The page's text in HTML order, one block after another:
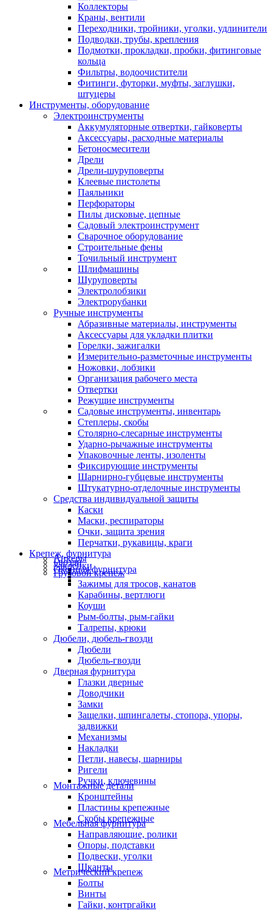
Коллекторы
Краны, вентили
Переходники, тройники, уголки, удлинители
Подводки, трубы, крепления
Подмотки, прокладки, пробки, фитинговые
кольца
Фильтры, водоочистители
Фитинги, футорки, муфты, заглушки,
штуцеры
Инструменты, оборудование
Электроинструменты
Аккумуляторные отвертки, гайковерты
Аксессуары, расходные материалы
Бетоносмесители
Дрели
Дрели-шуруповерты
Клеевые пистолеты
Паяльники
Перфораторы
Пилы дисковые, цепные
Садовый электроинструмент
Сварочное оборудование
Строительные фены
Точильный инструмент
Шлифмашины
Шуруповерты
Электролобзики
Электрорубанки
Ручные инструменты
Абразивные материалы, инструменты
Аксессуары для укладки плитки
Горелки, зажигалки
Измерительно-разметочные инструменты
Ножовки, лобзики
Организация рабочего места
Отвертки
Режущие инструменты
Садовые инструменты, инвентарь
Степлеры, скобы
Столярно-слесарные инструменты
Ударно-рычажные инструменты
Упаковочные ленты, изоленты
Фиксирующие инструменты
Шарнирно-губцевые инструменты
Штукатурно-отделочные инструменты
Средства индивидуальной защиты
Каски
Маски, респираторы
Очки, защита зрения
Перчатки, рукавицы, краги
Крепеж, фурнитура
Анкеры
Гвозди
Заклепки
Оконная фурнитура
Грузовой крепеж
Зажимы для тросов, канатов
Карабины, вертлюги
Коуши
Рым-болты, рым-гайки
Талрепы, крюки
Дюбели, дюбель-гвозди
Дюбели
Дюбель-гвозди
Дверная фурнитура
Глазки дверные
Доводчики
Замки
Защелки, шпингалеты, стопора, упоры,
задвижки
Механизмы
Накладки
Петли, навесы, шарниры
Ригели
Ручки, ключевины
Монтажные детали
Кронштейны
Пластины крепежные
Скобы крепежные
Мебельная фурнитура
Направляющие, ролики
Опоры, подставки
Подвески, уголки
Шканты
Метрический крепеж
Болты
Винты
Гайки, контргайки